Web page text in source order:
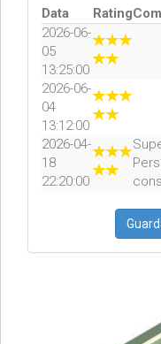
Data Rating
2026-06-
05
13:25:00
2026-06-
04
13:12:00
2026-04-
18
22:20:00